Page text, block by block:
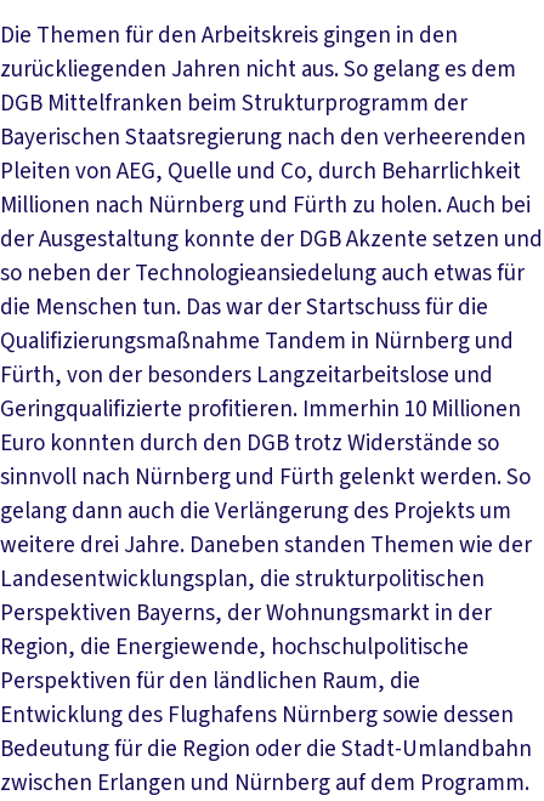
Die Themen für den Arbeitskreis gingen in den
zurückliegenden Jahren nicht aus. So gelang es dem
DGB Mittelfranken beim Strukturprogramm der
Bayerischen Staatsregierung nach den verheerenden
Pleiten von AEG, Quelle und Co, durch Beharrlichkeit
Millionen nach Nürnberg und Fürth zu holen. Auch bei
der Ausgestaltung konnte der DGB Akzente setzen und
so neben der Technologieansiedelung auch etwas für
die Menschen tun. Das war der Startschuss für die
Qualifizierungsmaßnahme Tandem in Nürnberg und
Fürth, von der besonders Langzeitarbeitslose und
Geringqualifizierte profitieren. Immerhin 10 Millionen
Euro konnten durch den DGB trotz Widerstände so
sinnvoll nach Nürnberg und Fürth gelenkt werden. So
gelang dann auch die Verlängerung des Projekts um
weitere drei Jahre. Daneben standen Themen wie der
Landesentwicklungsplan, die strukturpolitischen
Perspektiven Bayerns, der Wohnungsmarkt in der
Region, die Energiewende, hochschulpolitische
Perspektiven für den ländlichen Raum, die
Entwicklung des Flughafens Nürnberg sowie dessen
Bedeutung für die Region oder die Stadt-Umlandbahn
zwischen Erlangen und Nürnberg auf dem Programm.